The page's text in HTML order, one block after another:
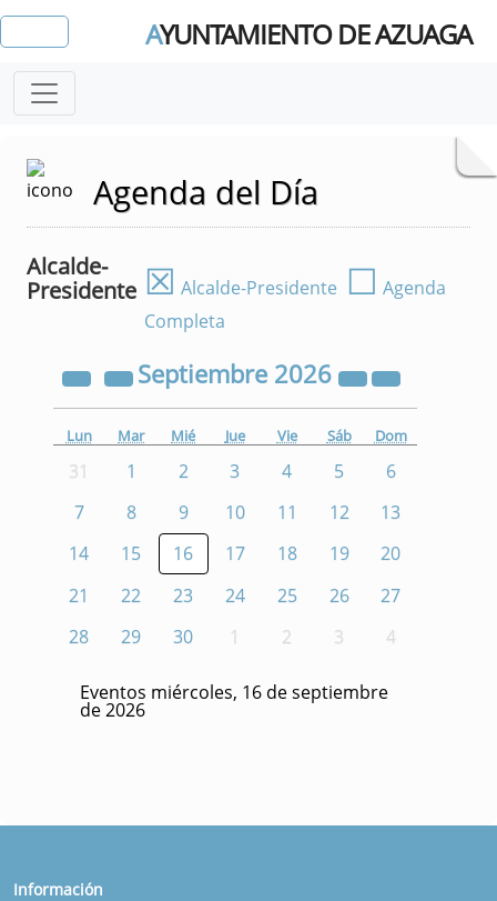
AYUNTAMIENTO DE AZUAGA
Agenda del Día
Alcalde-
Presidente ☒ Alcalde-Presidente ☐ Agenda
Completa
Septiembre 2026
Lun Mar Mié Jue Vie Sáb Dom
31 1 2 3 4 5
6
7
8 9 10 11 12
13
14
15 16 17 18 19
20
21
22 23 24 25 26
27
28
29 30 1 2 3 4
Eventos miércoles, 16 de septiembre
de 2026
Información